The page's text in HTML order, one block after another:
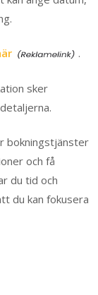
.
sker
bokningstjänster
och få
du tid och
du kan fokusera